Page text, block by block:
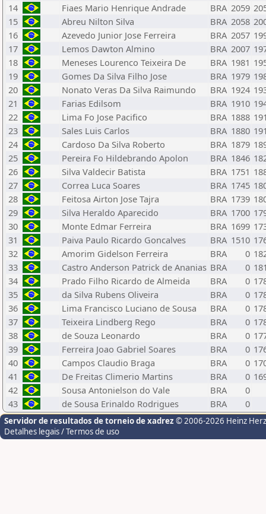
14
Fiaes Mario Henrique Andrade BRA 2059
15
Abreu Nilton Silva BRA 2058
16
Azevedo Junior Jose Ferreira BRA 2057
17
Lemos Dawton Almino BRA 2007
18
Meneses Lourenco Teixeira De BRA 1981
19
Gomes Da Silva Filho Jose BRA 1979
20
Nonato Veras Da Silva Raimundo BRA 1924
21
Farias Edilsom BRA 1910
22
Lima Fo Jose Pacifico BRA 1888
23
Sales Luis Carlos BRA 1880
24
Cardoso Da Silva Roberto BRA 1879
25
Pereira Fo Hildebrando Apolon BRA 1846
26
Silva Valdecir Batista BRA 1751
27
Correa Luca Soares BRA 1745
28
Feitosa Airton Jose Tajra BRA 1739
29
Silva Heraldo Aparecido BRA 1700
30
Monte Edmar Ferreira BRA 1699
31
Paiva Paulo Ricardo Goncalves BRA 1510
32
Amorim Gidelson Ferreira BRA 0
33
Castro Anderson Patrick de Ananias BRA 0
34
Prado Filho Ricardo de Almeida BRA 0
35
da Silva Rubens Oliveira BRA 0
36
Lima Francisco Luciano de Sousa BRA 0
37
Teixeira Lindberg Rego BRA 0
38
de Souza Leonardo BRA 0
39
Ferreira Joao Gabriel Soares BRA 0
40
Campos Claudio Braga BRA 0
41
De Freitas Climerio Martins BRA 0
42
Sousa Antonielson do Vale BRA
0
43
de Sousa Erinaldo Rodrigues BRA 0
Servidor de resultados de torneio de xadrez © 2006-2026 Heinz
Detalhes legais / Termos de uso